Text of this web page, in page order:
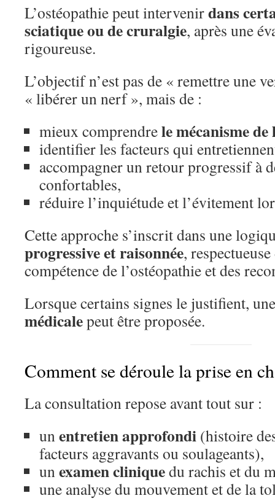
L’ostéopathie peut intervenirdans
sciatique ou de cruralgie, après une
rigoureuse.
L’objectif n’est pas de « remettre une
« libérer un nerf », mais de :
mieux comprendrele mécanisme
identifier les facteurs qui
accompagner un retour progressif à
confortables,
réduire l’inquiétude et l’évitement
Cette approche s’inscrit dans une
progressive et raisonnée,
compétence de l’ostéopathie et des
Lorsque certains signes le justifient,
médicalepeut être proposée.
Comment se déroule la prise en
La consultation repose avant tout sur :
unentretien approfondi (histoire
facteurs aggravants ou soulageants),
unexamen cliniquedu rachis et du
une analyse du mouvement et de la